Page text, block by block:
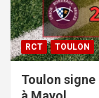
RCT TOULON
Toulon signe